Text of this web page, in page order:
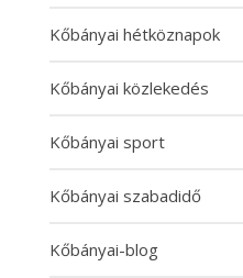
Kőbányai hétköznapok
Kőbányai közlekedés
Kőbányai sport
Kőbányai szabadidő
Kőbányai-blog